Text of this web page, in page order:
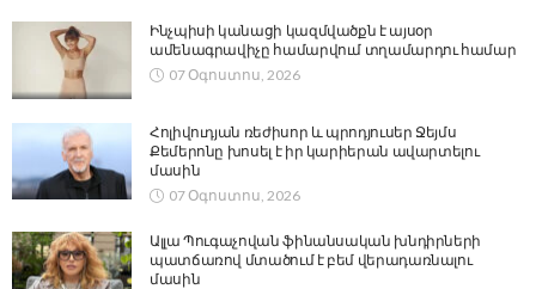
Ինչպիսի կանացի կազմվածքն է այսօր
ամենագրավիչը համարվում տղամարդու համար
07 Օգոստոս, 2026
Հոլիվուդյան ռեժիսոր և պրոդյուսեր Ջեյմս
Քեմերոնը խոսել է իր կարիերան ավարտելու
մասին
07 Օգոստոս, 2026
Ալլա Պուգաչովան ֆինանսական խնդիրների
պատճառով մտածում է բեմ վերադառնալու
մասին